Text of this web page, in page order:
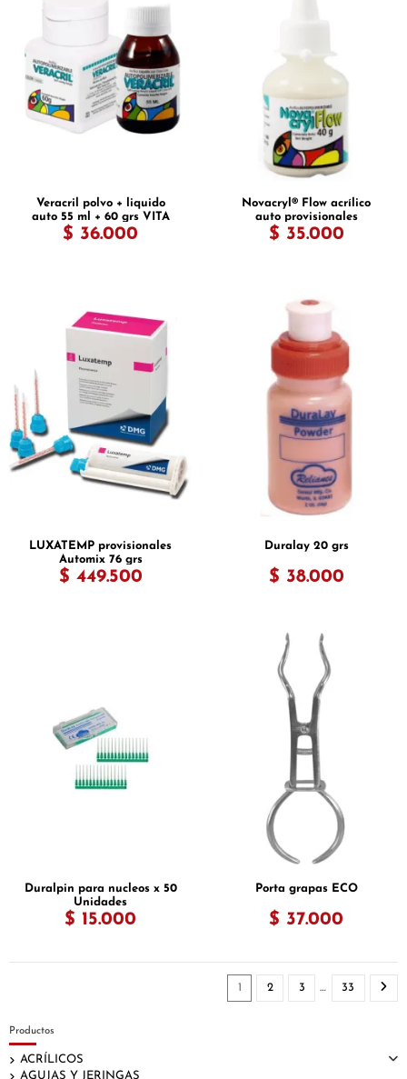
Veracril polvo + liquido
auto 55 ml + 60 grs VITA
provisionales
$ 36.000
Novacryl® Flow acrílico
auto provisionales
$ 35.000
LUXATEMP provisionales
Automix 76 grs
$ 449.500
Duralay 20 grs
$ 38.000
Duralpin para nucleos x 50
Unidades
$ 15.000
Porta grapas ECO
$ 37.000
1 2 3 … 33
Productos
ACRÍLICOS
AGUJAS Y JERINGAS